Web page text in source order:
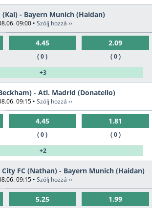
(Kai) - Bayern Munich (Haidan)
09:00 • Szólj hozzá ››
4.45
( 0 )
2.09
( 0 )
+3
- Atl. Madrid (Donatello)
09:15 • Szólj hozzá ››
4.45
( 0 )
1.81
( 0 )
+2
FC (Nathan) - Bayern Munich (Haidan)
09:15 • Szólj hozzá ››
5.25 1.99